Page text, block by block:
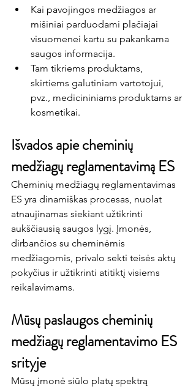
Kai pavojingos medžiagos ar
mišiniai parduodami plačiajai
visuomenei kartu su pakankama
saugos informacija.
Tam tikriems produktams,
skirtiems galutiniam vartotojui,
pvz., medicininiams produktams ar
kosmetikai.
Išvados apie cheminių
medžiagų reglamentavimą ES
Cheminių medžiagų reglamentavimas
ES yra dinamiškas procesas, nuolat
atnaujinamas siekiant užtikrinti
aukščiausią saugos lygį. Įmonės,
dirbančios su cheminėmis
medžiagomis, privalo sekti teisės aktų
pokyčius ir užtikrinti atitiktį visiems
reikalavimams.
Mūsų paslaugos cheminių
medžiagų reglamentavimo ES
srityje
Mūsų įmonė siūlo platų spektrą